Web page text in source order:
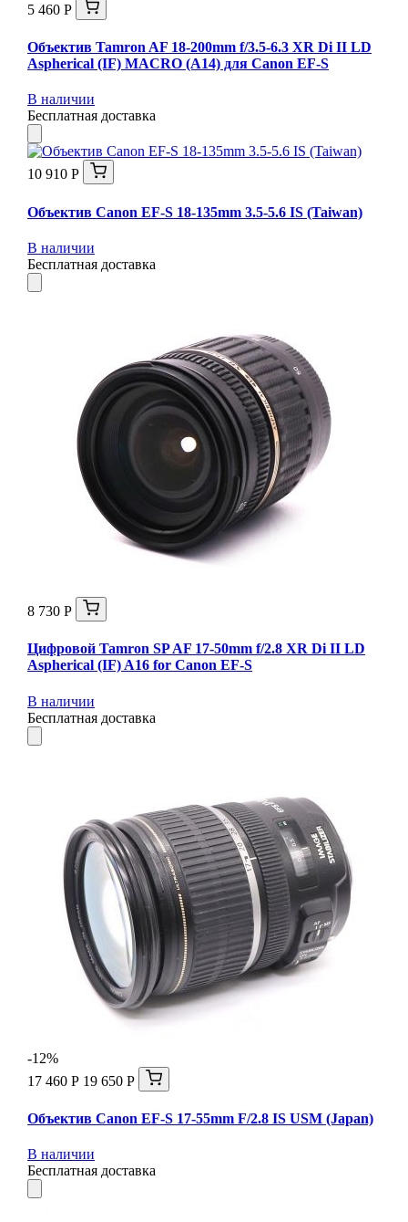
5 460 Р
Объектив Tamron AF 18-200mm f/3.5-6.3 XR Di II LD
Aspherical (IF) MACRO (A14) для Canon EF-S
В наличии
Бесплатная доставка
10 910 Р
Объектив Canon EF-S 18-135mm 3.5-5.6 IS (Taiwan)
В наличии
Бесплатная доставка
8 730 Р
Цифровой Tamron SP AF 17-50mm f/2.8 XR Di II LD
Aspherical (IF) A16 for Canon EF-S
В наличии
Бесплатная доставка
-12%
17 460 Р 19 650 Р
Объектив Canon EF-S 17-55mm F/2.8 IS USM (Japan)
В наличии
Бесплатная доставка